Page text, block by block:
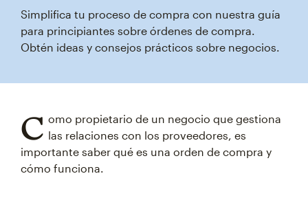
Simplifica tu proceso de compra con nuestra guía
para principiantes sobre órdenes de compra.
Obtén ideas y consejos prácticos sobre negocios.
C omo propietario de un negocio que gestiona
las relaciones con los proveedores, es
importante saber qué es una orden de compra y
cómo funciona.